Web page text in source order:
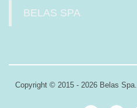
BELAS SPA
Copyright © 2015 - 2026 Belas Spa.